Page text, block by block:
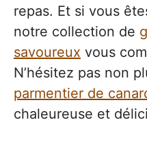
repas. Et si vous
notre collection de
savoureux vous
N’hésitez pas non
parmentier de
chaleureuse et